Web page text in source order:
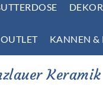
OUTLET KANNEN &
Keramik